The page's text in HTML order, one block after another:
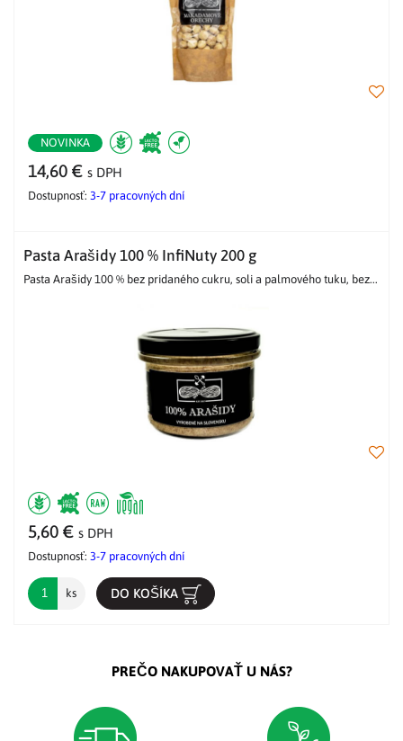
NOVINKA
14,60 € s DPH
Dostupnosť: 3-7 pracovných dní
Pasta Arašidy 100 % InfiNuty 200 g
Pasta Arašidy 100 % bez pridaného cukru, soli a palmového tuku, bez...
5,60 € s DPH
Dostupnosť: 3-7 pracovných dní
ks DO KOŠÍKA
PREČO NAKUPOVAŤ U NÁS?